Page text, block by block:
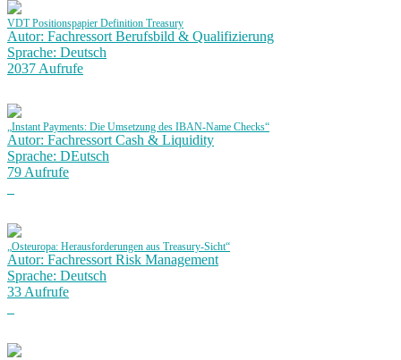
VDT Positionspapier Definition Treasury
Autor: Fachressort Berufsbild & Qualifizierung
Sprache: Deutsch
2037 Aufrufe
„Instant Payments: Die Umsetzung des IBAN-Name Checks“
Autor: Fachressort Cash & Liquidity
Sprache: DEutsch
79 Aufrufe
„Osteuropa: Herausforderungen aus Treasury-Sicht“
Autor: Fachressort Risk Management
Sprache: Deutsch
33 Aufrufe